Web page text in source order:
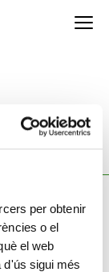
per obtenir
o el
el web
d'ús sigui més